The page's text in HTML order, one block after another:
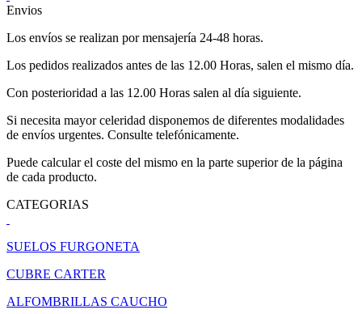
Envios
Los envíos se realizan por mensajería 24-48 horas.
Los pedidos realizados antes de las 12.00 Horas, salen el mismo día.
Con posterioridad a las 12.00 Horas salen al día siguiente.
Si necesita mayor celeridad disponemos de diferentes modalidades
de envíos urgentes. Consulte telefónicamente.
Puede calcular el coste del mismo en la parte superior de la página
de cada producto.
CATEGORIAS
SUELOS FURGONETA
CUBRE CARTER
ALFOMBRILLAS CAUCHO